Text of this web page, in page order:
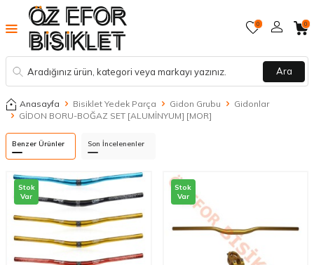
Ara
0 0
Anasayfa Bisiklet Yedek Parça Gidon Grubu
Gidonlar
GİDON BORU-BOĞAZ SET [ALUMİNYUM] [MOR]
Benzer Ürünler Son İncelenenler
Stok
Var
Stok
Var